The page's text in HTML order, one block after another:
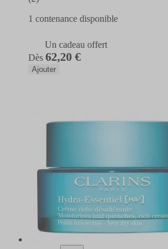
1 contenance disponible
Un cadeau offert
Dès 62,20 €
Ajouter